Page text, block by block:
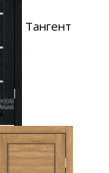
Тангент